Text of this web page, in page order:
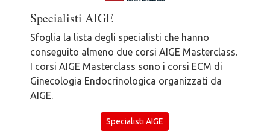
Specialisti AIGE
Sfoglia la lista degli specialisti che hanno
conseguito almeno due corsi AIGE Masterclass.
I corsi AIGE Masterclass sono i corsi ECM di
Ginecologia Endocrinologica organizzati da
AIGE.
Specialisti AIGE